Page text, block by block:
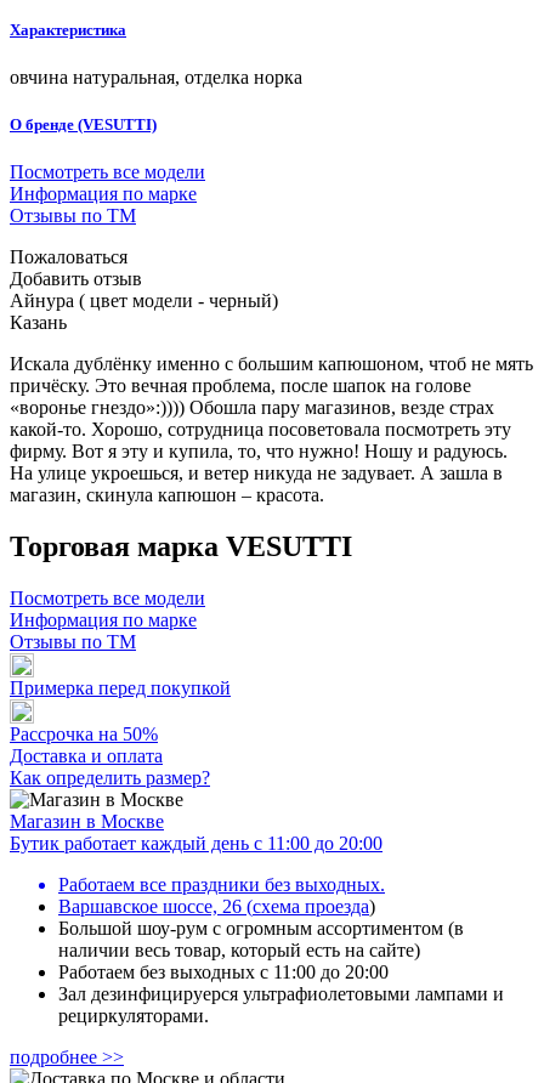
Характеристика
овчина натуральная, отделка норка
О бренде (VESUTTI)
Посмотреть все модели
Информация по марке
Отзывы по ТМ
Пожаловаться
Добавить отзыв
Айнура ( цвет модели - черный)
Казань
Искала дублёнку именно с большим капюшоном, чтоб не мять
причёску. Это вечная проблема, после шапок на голове
«воронье гнездо»:)))) Обошла пару магазинов, везде страх
какой-то. Хорошо, сотрудница посоветовала посмотреть эту
фирму. Вот я эту и купила, то, что нужно! Ношу и радуюсь.
На улице укроешься, и ветер никуда не задувает. А зашла в
магазин, скинула капюшон – красота.
Торговая марка VESUTTI
Посмотреть все модели
Информация по марке
Отзывы по ТМ
Примерка перед покупкой
Рассрочка на 50%
Доставка и оплата
Как определить размер?
Магазин в Москве
Бутик работает каждый день с 11:00 до 20:00
Работаем все праздники без выходных.
Варшавское шоссе, 26 (схема проезда)
Большой шоу-рум с огромным ассортиментом (в
наличии весь товар, который есть на сайте)
Работаем без выходных с 11:00 до 20:00
Зал дезинфицируерся ультрафиолетовыми лампами и
рециркуляторами.
подробнее >>